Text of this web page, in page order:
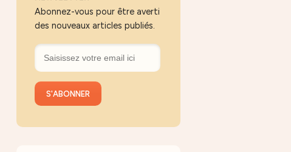
Abonnez-vous pour être averti
des nouveaux articles publiés.